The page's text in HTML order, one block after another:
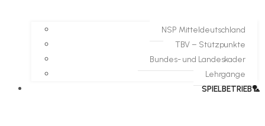
NSP Mitteldeutschland
TBV – Stützpunkte
Bundes- und Landeskader
Lehrgänge
SPIELBETRIEB🏸